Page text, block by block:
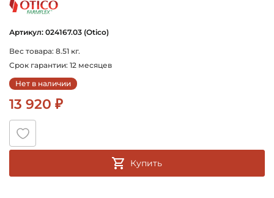
Артикул: 024167.03 (Otico)
Вес товара: 8.51 кг.
Срок гарантии: 12 месяцев
Нет в наличии
13 920 ₽
Купить